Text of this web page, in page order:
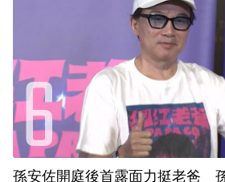
孫安佐開庭後首露面力挺老爸